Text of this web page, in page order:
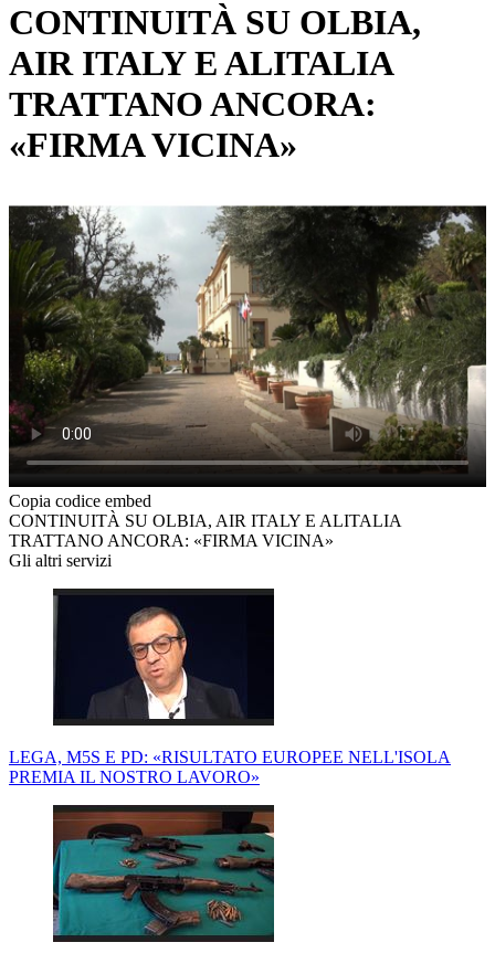
CONTINUITÀ SU OLBIA,
AIR ITALY E ALITALIA
TRATTANO ANCORA:
«FIRMA VICINA»
Copia codice embed
CONTINUITÀ SU OLBIA, AIR ITALY E ALITALIA
TRATTANO ANCORA: «FIRMA VICINA»
Gli altri servizi
LEGA, M5S E PD: «RISULTATO EUROPEE NELL'ISOLA
PREMIA IL NOSTRO LAVORO»